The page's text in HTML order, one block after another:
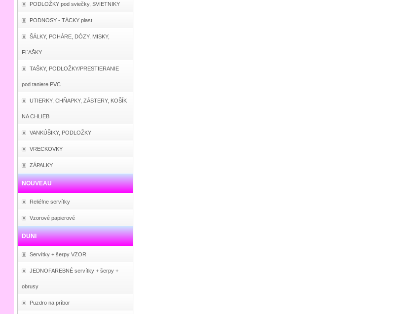
PODLOŽKY pod sviečky, SVIETNIKY
PODNOSY - TÁCKY plast
ŠÁLKY, POHÁRE, DÓZY, MISKY,
FĽAŠKY
TAŠKY, PODLOŽKY/PRESTIERANIE
pod taniere PVC
UTIERKY, CHŇAPKY, ZÁSTERY, KOŠÍK
NA CHLIEB
VANKÚŠIKY, PODLOŽKY
VRECKOVKY
ZÁPALKY
NOUVEAU
Reliéfne servítky
Vzorové papierové
DUNI
Servítky + šerpy VZOR
JEDNOFAREBNÉ servítky + šerpy +
obrusy
Puzdro na príbor